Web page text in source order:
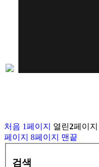
처음 1페이지 열린2페이지
페이지 8페이지 맨끝
검색